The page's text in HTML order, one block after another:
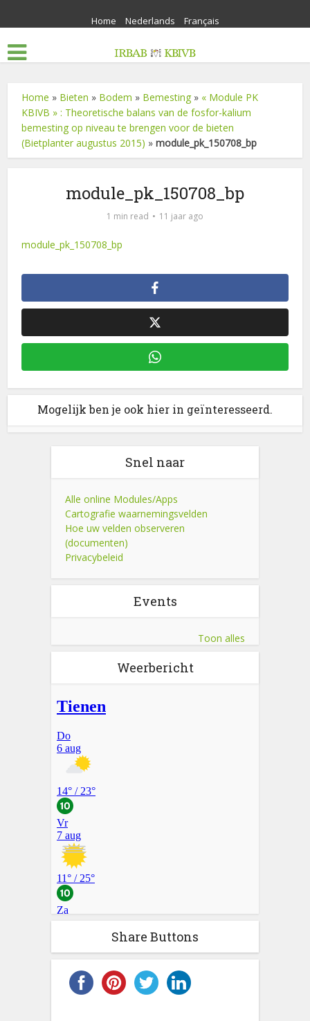
Home Nederlands Français
Home » Bieten » Bodem » Bemesting » « Module PK
KBIVB » : Theoretische balans van de fosfor-kalium
bemesting op niveau te brengen voor de bieten
(Bietplanter augustus 2015) »module_pk_150708_bp
module_pk_150708_bp
1 min read 11 jaar ago
module_pk_150708_bp
Mogelijk ben je ook hier in geïnteresseerd.
Snel naar
Alle online Modules/Apps
Cartografie waarnemingsvelden
Hoe uw velden observeren
(documenten)
Privacybeleid
Events
Toon alles
Weerbericht
Share Buttons